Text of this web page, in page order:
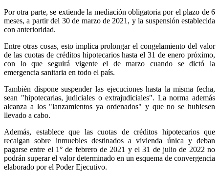
Por otra parte, se extiende la mediación obligatoria por el plazo de 6
meses, a partir del 30 de marzo de 2021, y la suspensión establecida
con anterioridad.
Entre otras cosas, esto implica prolongar el congelamiento del valor
de las cuotas de créditos hipotecarios hasta el 31 de enero próximo,
con lo que seguirá vigente el de marzo cuando se dictó la
emergencia sanitaria en todo el país.
También dispone suspender las ejecuciones hasta la misma fecha,
sean "hipotecarias, judiciales o extrajudiciales". La norma además
alcanza a los "lanzamientos ya ordenados" y que no se hubiesen
llevado a cabo.
Además, establece que las cuotas de créditos hipotecarios que
recaigan sobre inmuebles destinados a vivienda única y deban
pagarse entre el 1° de febrero de 2021 y el 31 de julio de 2022 no
podrán superar el valor determinado en un esquema de convergencia
elaborado por el Poder Ejecutivo.